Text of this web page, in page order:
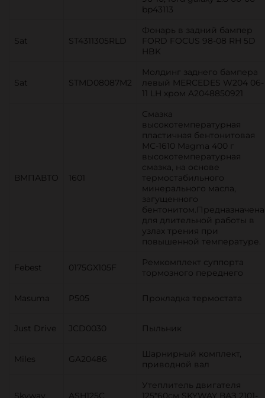
bp43113
Sat ST4311305RLD
Фонарь в задний бампер
FORD FOCUS 98-08 RH 5D
HBK
Sat STMD08087M2
Молдинг заднего бампера
левый MERCEDES W204 06-
11 LH хром A2048850921
ВМПАВТО 1601
Смазка
высокотемпературная
пластичная бентонитовая
МС-1610 Magma 400 г
высокотемпературная
смазка, на основе
термостабильного
минерального масла,
загущенного
бентонитом.Предназначена
для длительной работы в
узлах трения при
повышенной температуре.
Febest 0175GX105F
Ремкомплект суппорта
тормозного переднего
Masuma P505 Прокладка термостата
Just Drive JCD0030 Пыльник
Miles GA20486
Шарнирный комплект,
приводной вал
Skyway ASH125C
Утеплитель двигателя
125*60см SKYWAY ВАЗ 2101-